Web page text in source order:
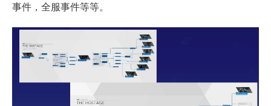
事件，全服事件等等。